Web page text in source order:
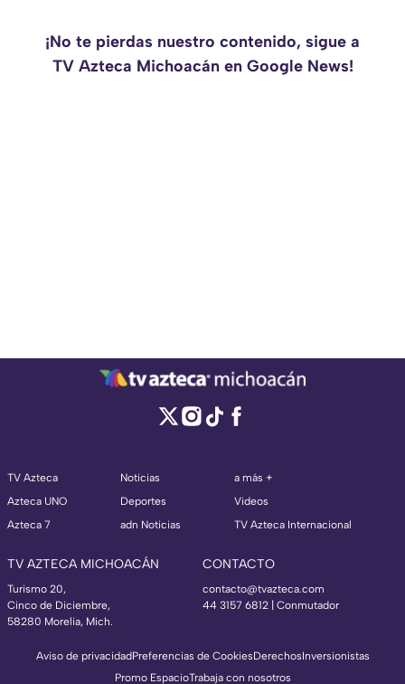
¡No te pierdas nuestro contenido, sigue a
TV Azteca Michoacán en Google News!
TV Azteca
Azteca UNO
Azteca 7
Noticias
Deportes
adn Noticias
a más +
Videos
TV Azteca Internacional
TV AZTECA MICHOACÁN
Turismo 20,
Cinco de Diciembre,
58280 Morelia, Mich.
CONTACTO
contacto@tvazteca.com
44 3157 6812 | Conmutador
Aviso de privacidadPreferencias de CookiesDerechosInversionistas
Promo EspacioTrabaja con nosotros